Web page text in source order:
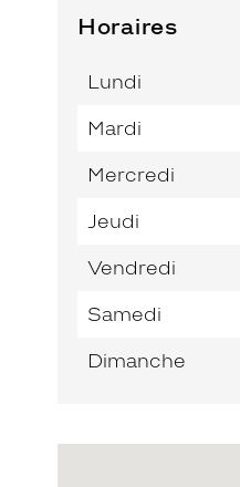
Horaires
Jour de
semaine
Horaires
Lundi
Mardi
Mercredi
Jeudi
Vendredi
Samedi
Dimanche